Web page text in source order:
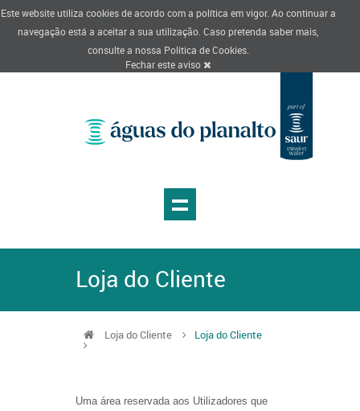
Este website utiliza cookies de acordo com a política em vigor. Ao continuar a
navegação está a aceitar a sua utilização. Caso pretenda saber mais,
consulte a nossa Politica de Cookies.
Fechar este aviso
Loja do Cliente
Loja do Cliente Loja do Cliente
Uma área reservada aos Utilizadores que